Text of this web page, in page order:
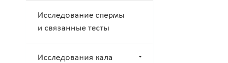
Исследование спермы
и связанные тесты
Исследования кала